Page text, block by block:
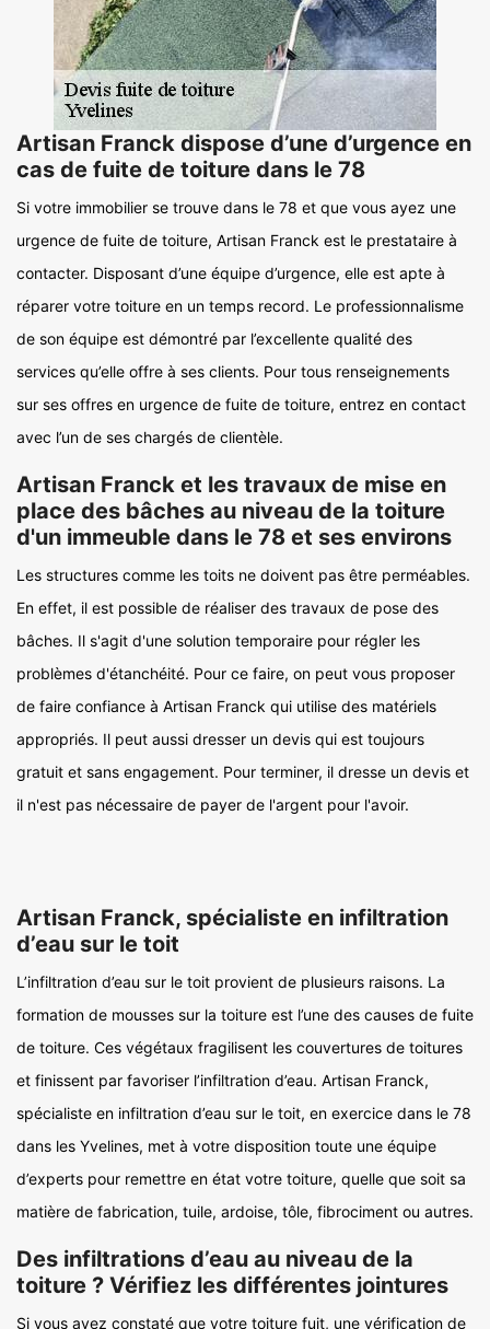
Artisan Franck dispose d’une d’urgence en
cas de fuite de toiture dans le 78
Si votre immobilier se trouve dans le 78 et que vous ayez une
urgence de fuite de toiture, Artisan Franck est le prestataire à
contacter. Disposant d’une équipe d’urgence, elle est apte à
réparer votre toiture en un temps record. Le professionnalisme
de son équipe est démontré par l’excellente qualité des
services qu’elle offre à ses clients. Pour tous renseignements
sur ses offres en urgence de fuite de toiture, entrez en contact
avec l’un de ses chargés de clientèle.
Artisan Franck et les travaux de mise en
place des bâches au niveau de la toiture
d'un immeuble dans le 78 et ses environs
Les structures comme les toits ne doivent pas être perméables.
En effet, il est possible de réaliser des travaux de pose des
bâches. Il s'agit d'une solution temporaire pour régler les
problèmes d'étanchéité. Pour ce faire, on peut vous proposer
de faire confiance à Artisan Franck qui utilise des matériels
appropriés. Il peut aussi dresser un devis qui est toujours
gratuit et sans engagement. Pour terminer, il dresse un devis et
il n'est pas nécessaire de payer de l'argent pour l'avoir.
Artisan Franck, spécialiste en infiltration
d’eau sur le toit
L’infiltration d’eau sur le toit provient de plusieurs raisons. La
formation de mousses sur la toiture est l’une des causes de fuite
de toiture. Ces végétaux fragilisent les couvertures de toitures
et finissent par favoriser l’infiltration d’eau. Artisan Franck,
spécialiste en infiltration d’eau sur le toit, en exercice dans le 78
dans les Yvelines, met à votre disposition toute une équipe
d’experts pour remettre en état votre toiture, quelle que soit sa
matière de fabrication, tuile, ardoise, tôle, fibrociment ou autres.
Des infiltrations d’eau au niveau de la
toiture ? Vérifiez les différentes jointures
Si vous avez constaté que votre toiture fuit, une vérification de